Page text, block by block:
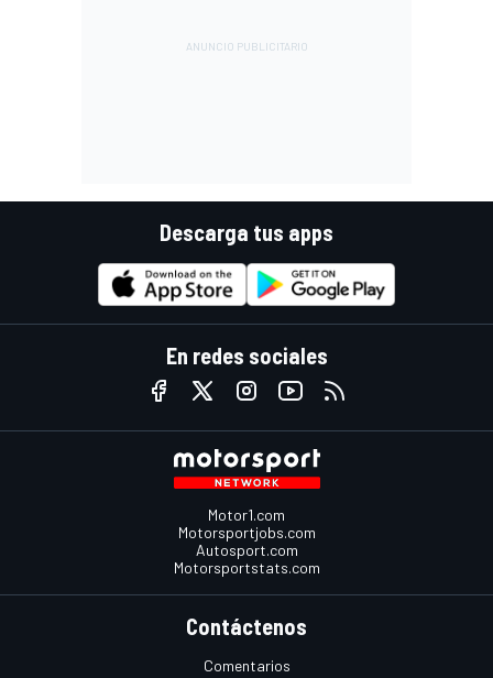
Descarga tus apps
En redes sociales
Motor1.com
Motorsportjobs.com
Autosport.com
Motorsportstats.com
Contáctenos
Comentarios